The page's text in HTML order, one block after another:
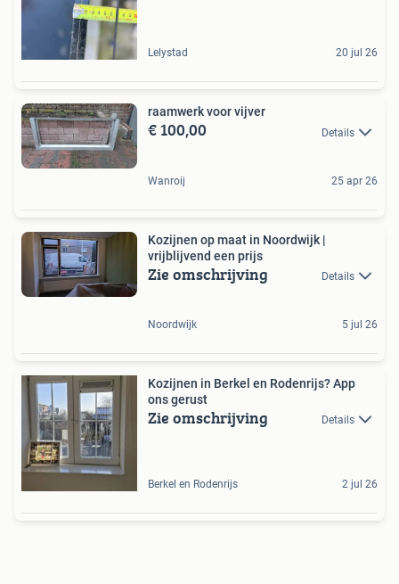
Lelystad 20 jul 26
raamwerk voor vijver
€ 100,00 Details
Wanroij 25 apr 26
Kozijnen op maat in Noordwijk |
vrijblijvend een prijs
Zie omschrijving Details
Noordwijk 5 jul 26
Kozijnen in Berkel en Rodenrijs? App
ons gerust
Zie omschrijving Details
Berkel en Rodenrijs 2 jul 26